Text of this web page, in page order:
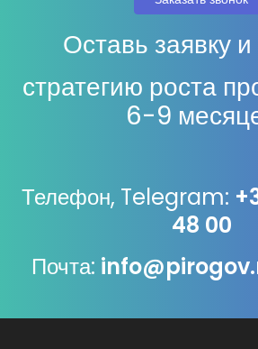
Оставь заявку
стратегию роста
6-9
Телефон, Telegram:
48 00
Почта: